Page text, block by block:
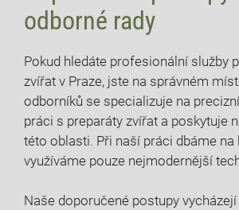
odborné rady
Pokud hledáte profesionální⁤ služby⁤
zvířat ⁣v​ Praze, jste na správném
odborníků⁣ se⁣ specializuje na
práci s preparáty zvířat a poskytuje
této oblasti. Při⁢ naší práci⁤ dbáme na
využíváme‌ pouze nejmodernější
Naše doporučené postupy